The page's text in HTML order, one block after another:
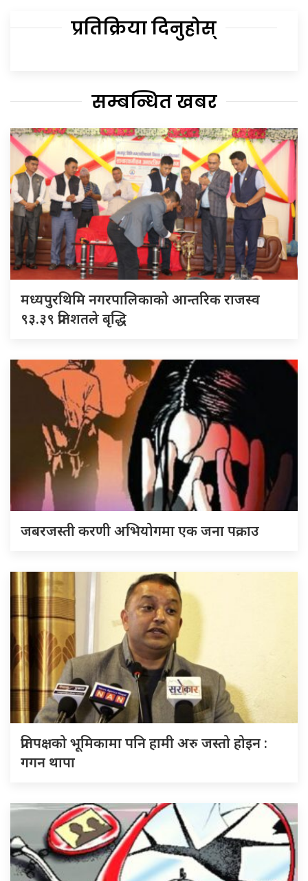
प्रतिक्रिया दिनुहोस्
सम्बन्धित खबर
मध्यपुरथिमि नगरपालिकाको आन्तरिक राजस्व
९३.३९ प्रतिशतले बृद्धि
जबरजस्ती करणी अभियोगमा एक जना पक्राउ
प्रतिपक्षको भूमिकामा पनि हामी अरु जस्तो होइन :
गगन थापा